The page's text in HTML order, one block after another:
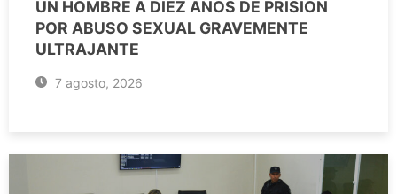
UN HOMBRE A DIEZ AÑOS DE PRISIÓN
POR ABUSO SEXUAL GRAVEMENTE
ULTRAJANTE
7 agosto, 2026